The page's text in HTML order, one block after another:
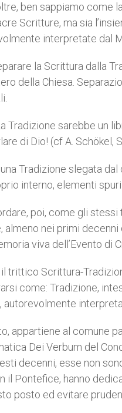
ben sappiamo come
Scritture, ma sia
interpretate dal
la Scrittura dalla
della Chiesa.
Tradizione sarebbe un
di Dio! (cf A. Schökel,
Tradizione slegata
interno, elementi
poi, come gli
nei primi decenni
viva dell’Evento di
trittico Scrittura-
come: Tradizione,
autorevolmente
appartiene al comune
Dei Verbum del
decenni, esse non
il Pontefice, hanno
posto ed evitare